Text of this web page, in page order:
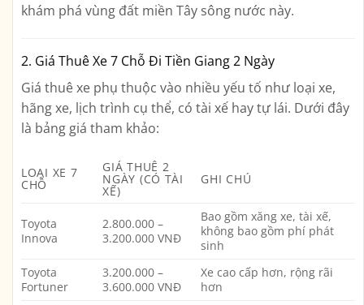
khám phá vùng đất miền Tây sông nước này.
2. Giá Thuê Xe 7 Chỗ Đi Tiền Giang 2 Ngày
Giá thuê xe phụ thuộc vào nhiều yếu tố như loại xe,
hãng xe, lịch trình cụ thể, có tài xế hay tự lái. Dưới đây
là bảng giá tham khảo:
LOẠI XE 7
CHỖ
GIÁ THUÊ 2
NGÀY (CÓ TÀI
XẾ)
GHI CHÚ
Toyota
Innova
2.800.000 –
3.200.000 VNĐ
Bao gồm xăng xe, tài xế,
không bao gồm phí phát
sinh
Toyota
Fortuner
3.200.000 –
3.600.000 VNĐ
Xe cao cấp hơn, rộng rãi
hơn